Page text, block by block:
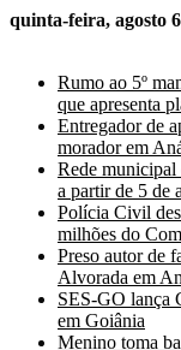
quinta-feira, agosto
Rumo ao 5º
que apresenta
Entregador de
morador em
Rede municipal
a partir de 5 de
Polícia Civil
milhões do
Preso autor de
Alvorada em
SES-GO lança
em Goiânia
Menino toma